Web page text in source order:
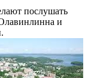
послушать
и